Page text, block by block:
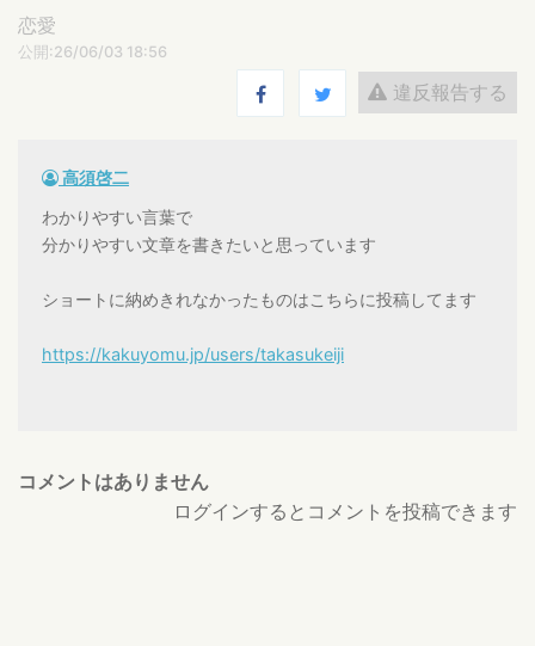
恋愛
公開:26/06/03 18:56
違反報告する
高須啓二
わかりやすい言葉で
分かりやすい文章を書きたいと思っています
ショートに納めきれなかったものはこちらに投稿してます
https://kakuyomu.jp/users/takasukeiji
コメントはありません
ログインするとコメントを投稿できます